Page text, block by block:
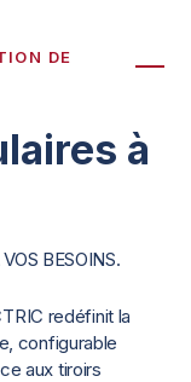
DE
à
BESOINS.
redéfinit la
configurable
aux tiroirs